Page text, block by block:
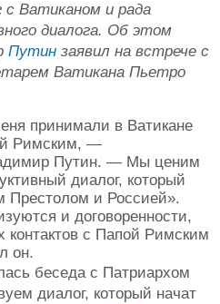
с Ватиканом и рада
диалога. Об этом
Путин заявил на встрече с
Ватикана Пьетро
принимали в Ватикане
Римским, —
Путин. — Мы ценим
диалог, который
и Россией».
и договоренности,
контактов с Папой Римским
он.
беседа с Патриархом
диалог, который начат